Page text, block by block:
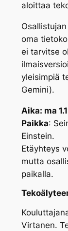
aloittaa
oma
ei tarvitse
yleisimpiä
Gemini).
Aika: ma
Paikka:
Einstein.
Etäyhteys
mutta
paikalla.
Virtanen.